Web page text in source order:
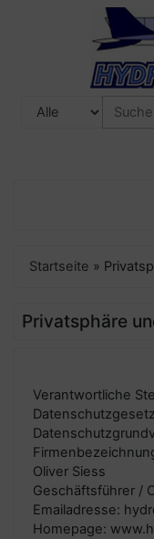
Startseite »
Privatsphäre
Verantwortliche
Oliver Siess
Geschäftsführer /
Emailadresse:
Homepage: